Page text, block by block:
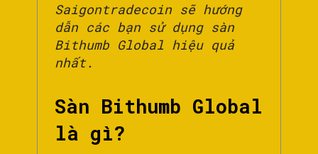
Saigontradecoin sẽ hướng
dẫn các bạn sử dụng sàn
Bithumb Global hiệu quả
nhất.
Sàn Bithumb Global
là gì?